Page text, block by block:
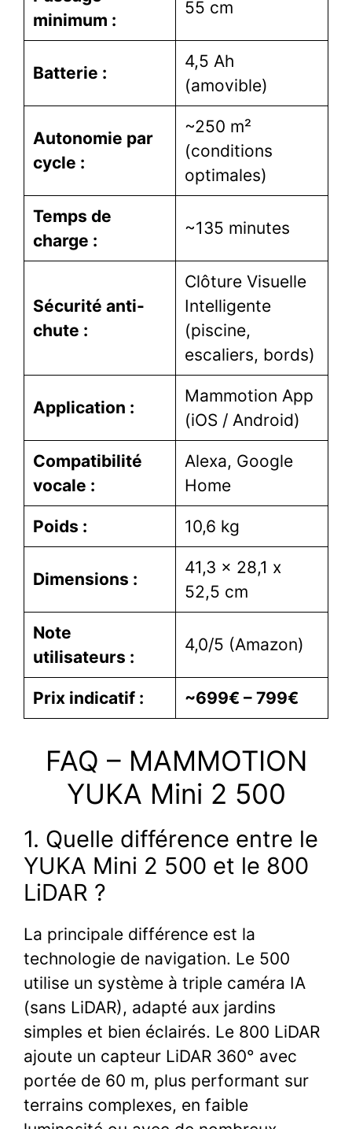
minimum :
55 cm
Batterie :
4,5 Ah
(amovible)
Autonomie par
cycle :
~250 m²
(conditions
optimales)
Temps de
charge :
~135 minutes
Sécurité anti-
chute :
Clôture Visuelle
Intelligente
(piscine,
escaliers, bords)
Application :
Mammotion App
(iOS / Android)
Compatibilité
vocale :
Alexa, Google
Home
Poids : 10,6 kg
Dimensions :
41,3 x 28,1 x
52,5 cm
Note
utilisateurs :
4,0/5 (Amazon)
Prix indicatif : ~699€ – 799€
FAQ – MAMMOTION
YUKA Mini 2 500
1. Quelle différence entre le
YUKA Mini 2 500 et le 800
LiDAR ?
La principale différence est la
technologie de navigation. Le 500
utilise un système à triple caméra IA
(sans LiDAR), adapté aux jardins
simples et bien éclairés. Le 800 LiDAR
ajoute un capteur LiDAR 360° avec
portée de 60 m, plus performant sur
terrains complexes, en faible